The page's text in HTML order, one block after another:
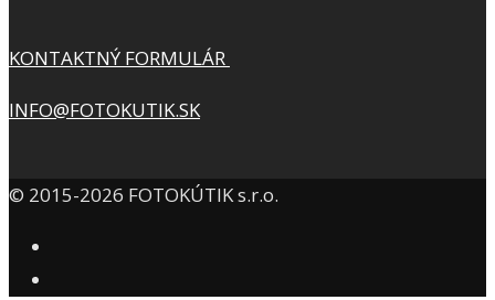
KONTAKTNÝ FORMULÁR
INFO@FOTOKUTIK.SK
© 2015-2026 FOTOKÚTIK s.r.o.